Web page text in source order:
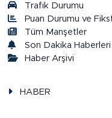
Trafik Durumu
Puan Durumu ve
Tüm Manşetler
Son Dakika Haberleri
Haber Arşivi
HABER